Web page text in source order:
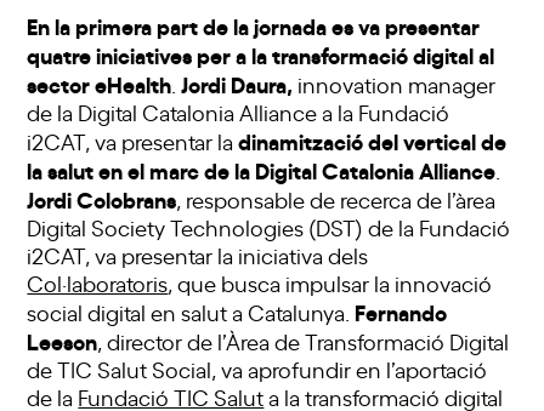
En la primera part de la jornada es va presentar
quatre iniciatives per a la transformació digital al
sector eHealth .Jordi Daura, innovation manager
de la Digital Catalonia Alliance a la Fundació
i2CAT, va presentar ladinamització del vertical de
la salut en el marc de la Digital Catalonia Alliance
Jordi Colobrans , responsable de recerca de l’àrea
Digital Society Technologies (DST) de la Fundació
i2CAT, va presentar la iniciativa dels
Col·laboratoris , que busca impulsar la innovació
social digital en salut a Catalunya. Fernando
Leeson , director de l’Àrea de Transformació Digital
de TIC Salut Social, va aprofundir en l’aportació
de la Fundació TIC Saluta la transformació digital